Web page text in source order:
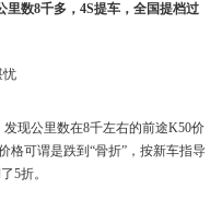
里数8千多，4S提车，全国提档过
现公里数在8千左右的前途K50价
格可谓是跌到“骨折”，按新车指导
5折。